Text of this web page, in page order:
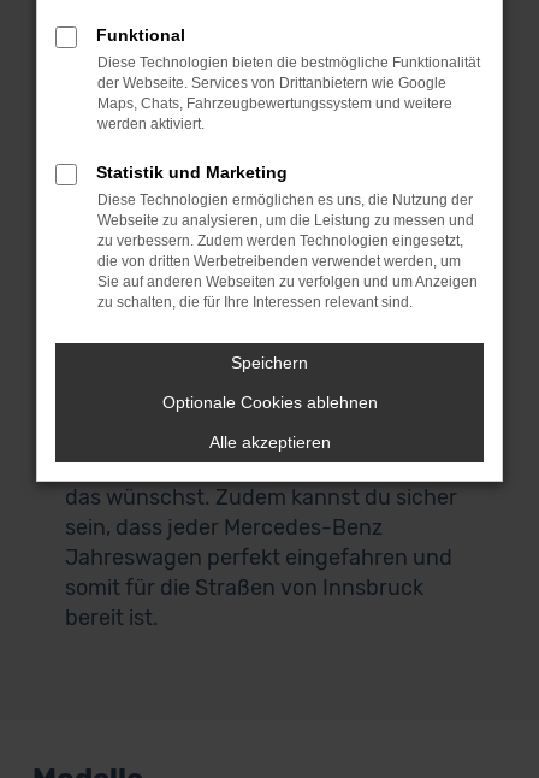
Rede ist von einem Gebrauchtfahrzeug,
das maximal vor einem Jahr erstmals
zugelassen wurde. Hieraus folgt, dass
die meisten Mercedes-Benz
Jahreswagen der aktuellen
Modellgeneration entstammen und all
die begehrten Extras und
Sicherheitsausstattung bieten. Wir von
MeinAuto Gebrauchtwagen sind echte
Spezialisten für diese Art von
Fahrzeugen und liefern dir
ausschließlich Modelle, die aus erster
Hand stammen und bestens gepflegt
wurden. Wir halten unser Wort und
geben dir sogar eine Garantie, wenn du
das wünschst. Zudem kannst du sicher
sein, dass jeder Mercedes-Benz
Jahreswagen perfekt eingefahren und
somit für die Straßen von Innsbruck
bereit ist.
Funktional
Diese Technologien bieten die bestmögliche Funktionalität
der Webseite. Services von Drittanbietern wie Google
Maps, Chats, Fahrzeugbewertungssystem und weitere
werden aktiviert.
Statistik und Marketing
Diese Technologien ermöglichen es uns, die Nutzung der
Webseite zu analysieren, um die Leistung zu messen und
zu verbessern. Zudem werden Technologien eingesetzt,
die von dritten Werbetreibenden verwendet werden, um
Sie auf anderen Webseiten zu verfolgen und um Anzeigen
zu schalten, die für Ihre Interessen relevant sind.
Speichern
Optionale Cookies ablehnen
Alle akzeptieren